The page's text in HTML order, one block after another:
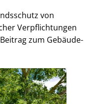
von
Verpflichtungen
zum Ge­bäu­de­